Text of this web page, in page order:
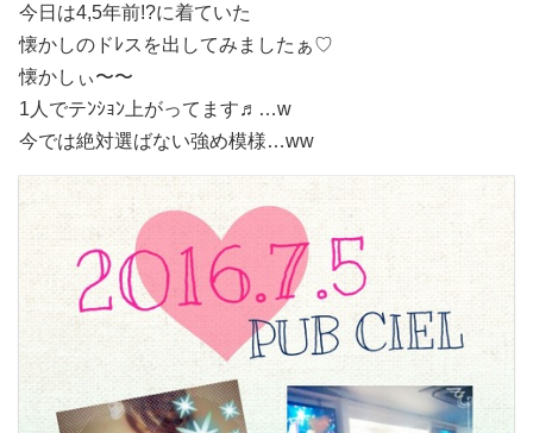
今日は4,5年前!?に着ていた
懐かしのドﾚスを出してみましたぁ♡
懐かしぃ〜〜
1人でテﾝｼｮﾝ上がってます♬…w
今では絶対選ばない強め模様…ww